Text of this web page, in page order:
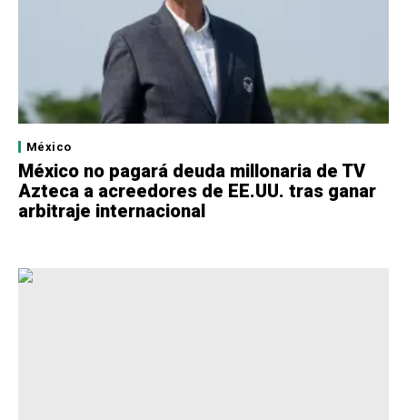
México
México no pagará deuda millonaria de TV
Azteca a acreedores de EE.UU. tras ganar
arbitraje internacional